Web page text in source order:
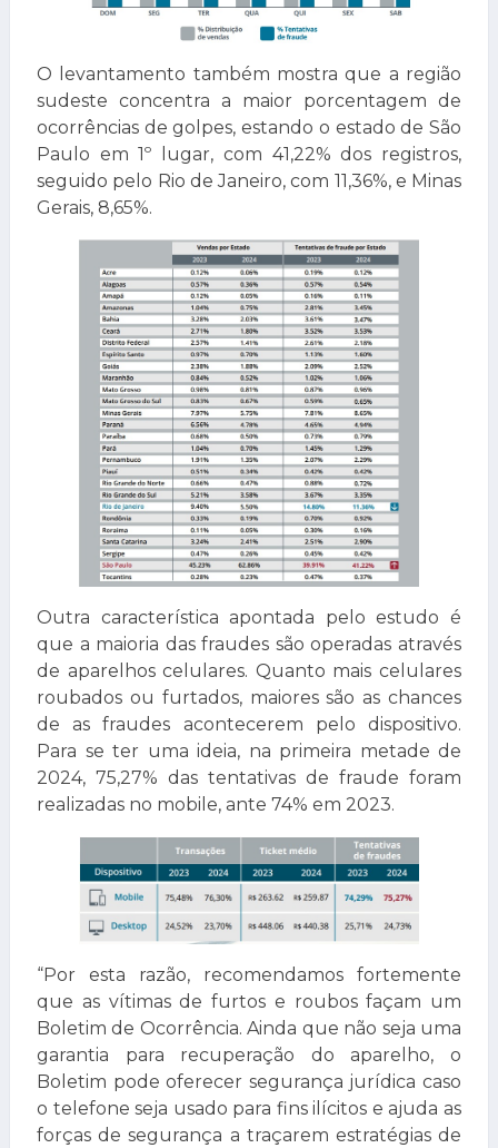
O levantamento também mostra que a região
sudeste concentra a maior porcentagem de
ocorrências de golpes, estando o estado de São
Paulo em 1º lugar, com 41,22% dos registros,
seguido pelo Rio de Janeiro, com 11,36%, e Minas
Gerais, 8,65%.
Outra característica apontada pelo estudo é
que a maioria das fraudes são operadas através
de aparelhos celulares. Quanto mais celulares
roubados ou furtados, maiores são as chances
de as fraudes acontecerem pelo dispositivo.
Para se ter uma ideia, na primeira metade de
2024, 75,27% das tentativas de fraude foram
realizadas no mobile, ante 74% em 2023.
“Por esta razão, recomendamos fortemente
que as vítimas de furtos e roubos façam um
Boletim de Ocorrência. Ainda que não seja uma
garantia para recuperação do aparelho, o
Boletim pode oferecer segurança jurídica caso
o telefone seja usado para fins ilícitos e ajuda as
forças de segurança a traçarem estratégias de